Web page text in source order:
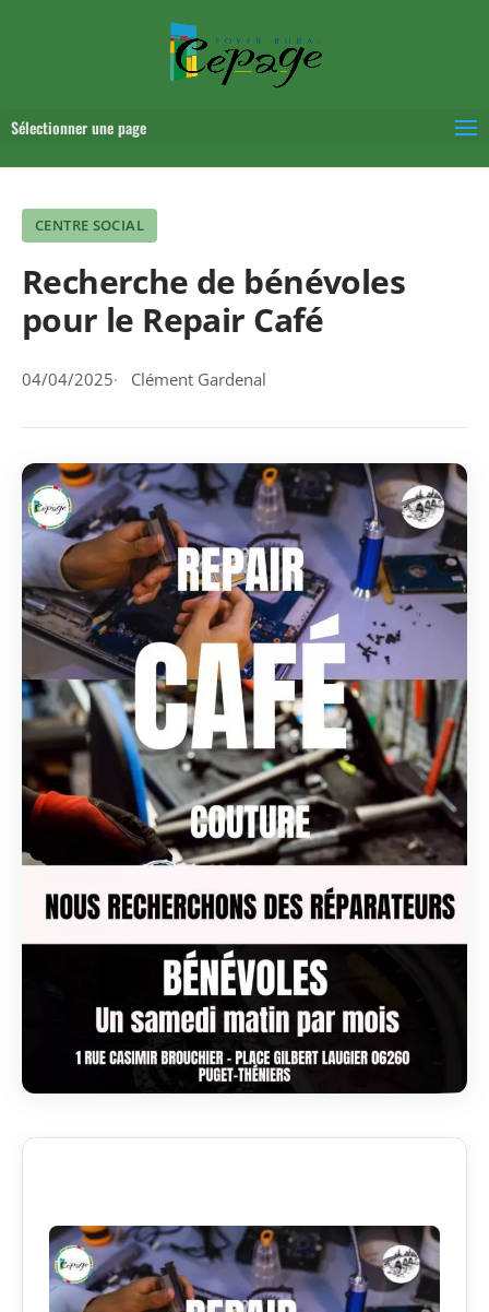
Sélectionner une page
CENTRE SOCIAL
Recherche de bénévoles
pour le Repair Café
04/04/2025 Clément Gardenal